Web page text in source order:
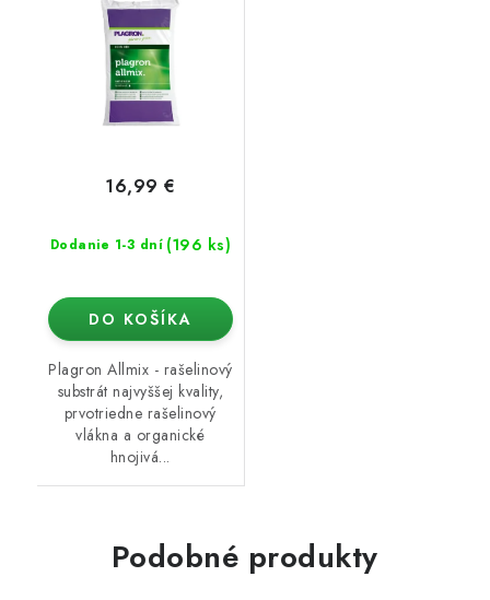
Dodanie 1-3 dní (196 ks)
16,99 €
DO KOŠÍKA
Plagron Allmix - rašelinový
substrát najvyššej kvality,
prvotriedne rašelinový
vlákna a organické
hnojivá...
Podobné produkty